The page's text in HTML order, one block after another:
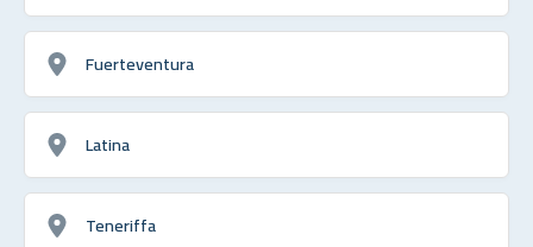
Fuerteventura
Latina
Teneriffa